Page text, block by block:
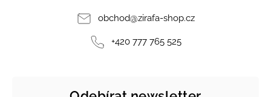
obchod@zirafa-shop.cz
+420 777 765 525